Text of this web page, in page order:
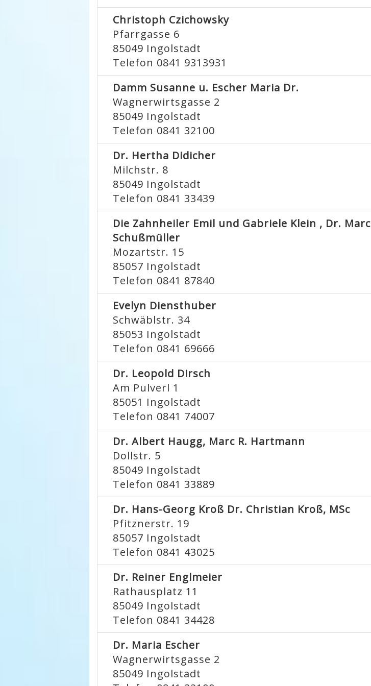
Christoph Czichowsky
Pfarrgasse 6
85049 Ingolstadt
Telefon 0841 9313931
Damm Susanne u. Escher Maria Dr.
Wagnerwirtsgasse 2
85049 Ingolstadt
Telefon 0841 32100
Dr. Hertha Didicher
Milchstr. 8
85049 Ingolstadt
Telefon 0841 33439
Die Zahnheiler Emil und Gabriele Klein , Dr. Marc
Schußmüller
Mozartstr. 15
85057 Ingolstadt
Telefon 0841 87840
Evelyn Diensthuber
Schwäblstr. 34
85053 Ingolstadt
Telefon 0841 69666
Dr. Leopold Dirsch
Am Pulverl 1
85051 Ingolstadt
Telefon 0841 74007
Dr. Albert Haugg, Marc R. Hartmann
Dollstr. 5
85049 Ingolstadt
Telefon 0841 33889
Dr. Hans-Georg Kroß Dr. Christian Kroß, MSc
Pfitznerstr. 19
85057 Ingolstadt
Telefon 0841 43025
Dr. Reiner Englmeier
Rathausplatz 11
85049 Ingolstadt
Telefon 0841 34428
Dr. Maria Escher
Wagnerwirtsgasse 2
85049 Ingolstadt